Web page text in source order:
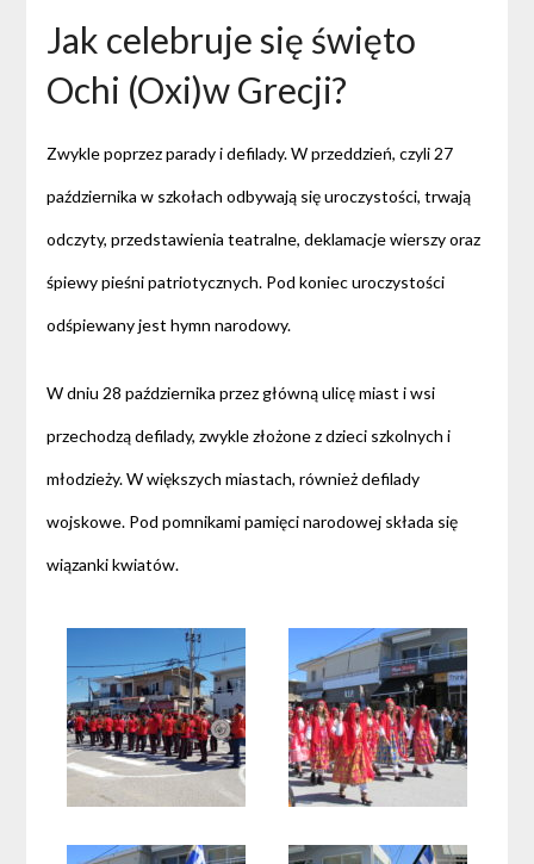
Jak celebruje się święto
Ochi (Oxi)w Grecji?
Zwykle poprzez parady i defilady. W przeddzień, czyli 27
października w szkołach odbywają się uroczystości, trwają
odczyty, przedstawienia teatralne, deklamacje wierszy oraz
śpiewy pieśni patriotycznych. Pod koniec uroczystości
odśpiewany jest hymn narodowy.
W dniu 28 października przez główną ulicę miast i wsi
przechodzą defilady, zwykle złożone z dzieci szkolnych i
młodzieży. W większych miastach, również defilady
wojskowe. Pod pomnikami pamięci narodowej składa się
wiązanki kwiatów.